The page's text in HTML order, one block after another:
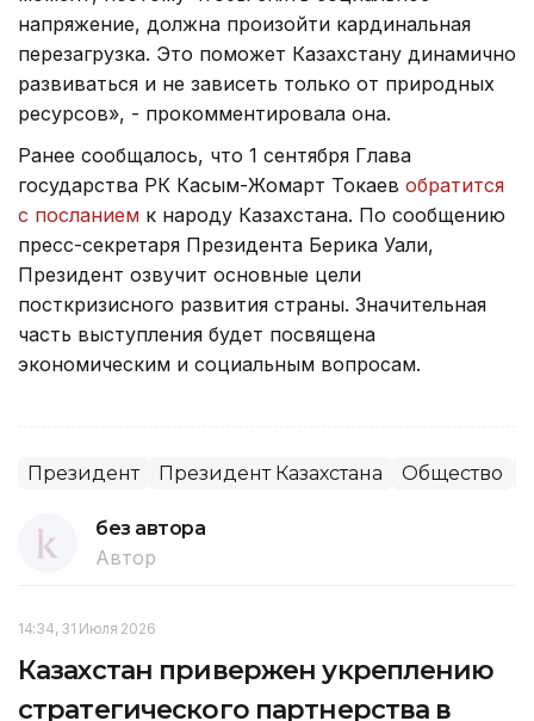
напряжение, должна произойти кардинальная
перезагрузка. Это поможет Казахстану динамично
развиваться и не зависеть только от природных
ресурсов», - прокомментировала она.
Ранее сообщалось, что 1 сентября Глава
государства РК Касым-Жомарт Токаев обратится
с посланием к народу Казахстана. По сообщению
пресс-секретаря Президента Берика Уали,
Президент озвучит основные цели
посткризисного развития страны. Значительная
часть выступления будет посвящена
экономическим и социальным вопросам.
Президент Президент Казахстана Общество
без автора
Автор
14:34, 31 Июля 2026
Казахстан привержен укреплению
стратегического партнерства в